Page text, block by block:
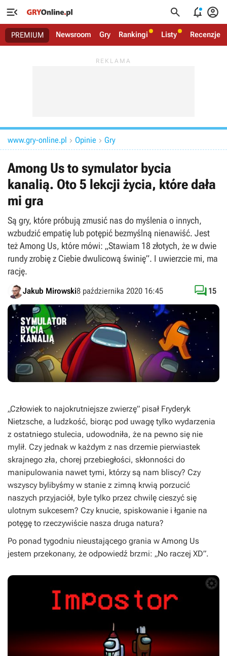
   
PREMIUM Newsroom Gry Rankingi Listy Recenzje
www.gry-online.pl  Opinie  Gry
Among Us to symulator bycia
kanalią. Oto 5 lekcji życia, które dała
mi gra
Są gry, które próbują zmusić nas do myślenia o innych,
wzbudzić empatię lub potępić bezmyślną nienawiść. Jest
też Among Us, które mówi: „Stawiam 18 złotych, że w dwie
rundy zrobię z Ciebie dwulicową świnię”. I uwierzcie mi, ma
rację.
Jakub Mirowski8 października 2020 16:45  15
„Człowiek to najokrutniejsze zwierzę” pisał Fryderyk
Nietzsche, a ludzkość, biorąc pod uwagę tylko wydarzenia
z ostatniego stulecia, udowodniła, że na pewno się nie
mylił. Czy jednak w każdym z nas drzemie pierwiastek
skrajnego zła, chorej przebiegłości, skłonności do
manipulowania nawet tymi, którzy są nam bliscy? Czy
wszyscy bylibyśmy w stanie z zimną krwią porzucić
naszych przyjaciół, byle tylko przez chwilę cieszyć się
ulotnym sukcesem? Czy knucie, spiskowanie i łganie na
potęgę to rzeczywiście nasza druga natura?
Po ponad tygodniu nieustającego grania w Among Us
jestem przekonany, że odpowiedź brzmi: „No raczej XD”.